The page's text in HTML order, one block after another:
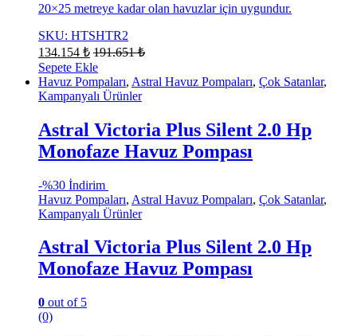
20×25 metreye kadar olan havuzlar için uygundur.
SKU: HTSHTR2
134.154 ₺ 191.651₺
Sepete Ekle
Havuz Pompaları, Astral Havuz Pompaları, Çok Satanlar,
Kampanyalı Ürünler
Astral Victoria Plus Silent 2.0 Hp
Monofaze Havuz Pompası
-%30 İndirim
Havuz Pompaları, Astral Havuz Pompaları, Çok Satanlar,
Kampanyalı Ürünler
Astral Victoria Plus Silent 2.0 Hp
Monofaze Havuz Pompası
0 out of 5
(0)